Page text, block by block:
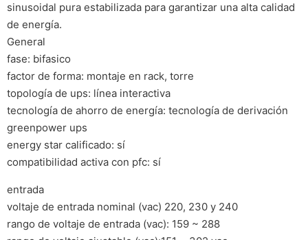
sinusoidal pura estabilizada para garantizar una alta calidad
de energía.
General
fase: bifasico
factor de forma: montaje en rack, torre
topología de ups: línea interactiva
tecnología de ahorro de energía: tecnología de derivación
greenpower ups 
energy star calificado: sí
compatibilidad activa con pfc: sí
entrada
voltaje de entrada nominal (vac) 220, 230 y 240
rango de voltaje de entrada (vac): 159 ~ 288